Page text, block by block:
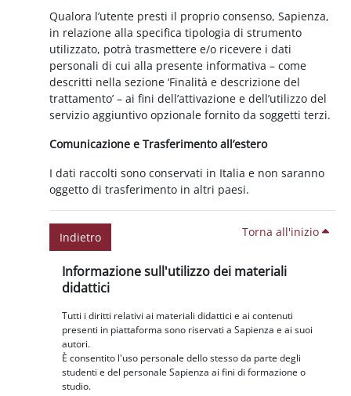
Qualora l’utente presti il proprio consenso, Sapienza,
in relazione alla specifica tipologia di strumento
utilizzato, potrà trasmettere e/o ricevere i dati
personali di cui alla presente informativa – come
descritti nella sezione ‘Finalità e descrizione del
trattamento’ – ai fini dell’attivazione e dell’utilizzo del
servizio aggiuntivo opzionale fornito da soggetti terzi.
Comunicazione e Trasferimento all’estero
I dati raccolti sono conservati in Italia e non saranno
oggetto di trasferimento in altri paesi.
Indietro Torna all'inizio
Blocchi
Informazione sull'utilizzo dei materiali
didattici
Tutti i diritti relativi ai materiali didattici e ai contenuti
presenti in piattaforma sono riservati a Sapienza e ai suoi
autori.
È consentito l'uso personale dello stesso da parte degli
studenti e del personale Sapienza ai fini di formazione o
studio.